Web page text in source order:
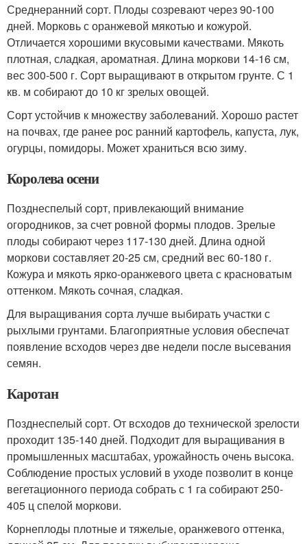
Среднеранний сорт. Плоды созревают через 90-100
дней. Морковь с оранжевой мякотью и кожурой.
Отличается хорошими вкусовыми качествами. Мякоть
плотная, сладкая, ароматная. Длина моркови 14-16 см,
вес 300-500 г. Сорт выращивают в открытом грунте. С 1
кв. м собирают до 10 кг зрелых овощей.
Сорт устойчив к множеству заболеваний. Хорошо растет
на почвах, где ранее рос ранний картофель, капуста, лук,
огурцы, помидоры. Может храниться всю зиму.
Королева осени
Позднеспелый сорт, привлекающий внимание
огородников, за счет ровной формы плодов. Зрелые
плоды собирают через 117-130 дней. Длина одной
моркови составляет 20-25 см, средний вес 60-180 г.
Кожура и мякоть ярко-оранжевого цвета с красноватым
оттенком. Мякоть сочная, сладкая.
Для выращивания сорта лучше выбирать участки с
рыхлыми грунтами. Благоприятные условия обеспечат
появление всходов через две недели после высевания
семян.
Каротан
Позднеспелый сорт. От всходов до технической зрелости
проходит 135-140 дней. Подходит для выращивания в
промышленных масштабах, урожайность очень высока.
Соблюдение простых условий в уходе позволит в конце
вегетационного периода собрать с 1 га собирают 250-
405 ц спелой моркови.
Корнеплоды плотные и тяжелые, оранжевого оттенка,